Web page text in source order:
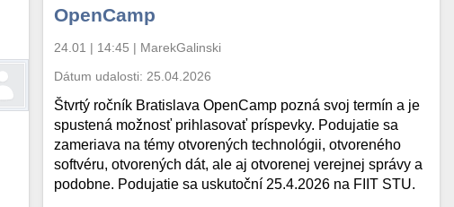
OpenCamp
24.01 | 14:45 | MarekGalinski
Dátum udalosti: 25.04.2026
Štvrtý ročník Bratislava OpenCamp pozná svoj termín a je
spustená možnosť prihlasovať príspevky. Podujatie sa
zameriava na témy otvorených technológii, otvoreného
softvéru, otvorených dát, ale aj otvorenej verejnej správy a
podobne. Podujatie sa uskutoční 25.4.2026 na FIIT STU.